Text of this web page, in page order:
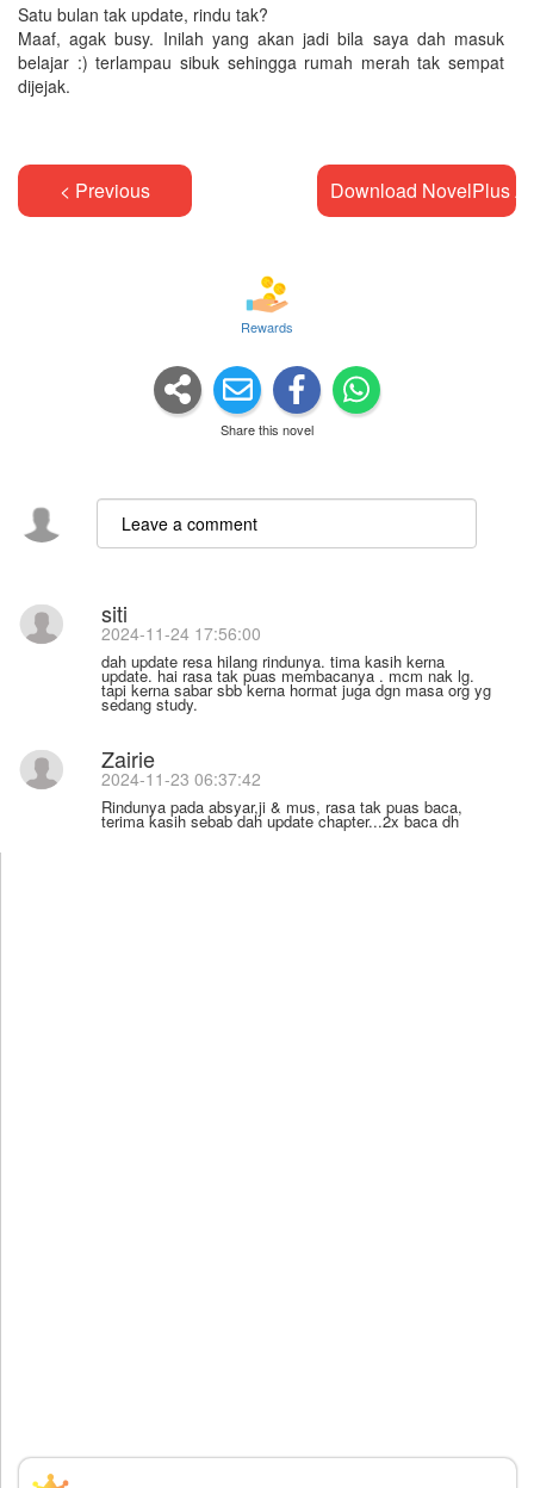
Satu bulan tak update, rindu tak?
Maaf, agak busy. Inilah yang akan jadi bila saya dah masuk
belajar :) terlampau sibuk sehingga rumah merah tak sempat
dijejak.
< Previous Download NovelPlus
Rewards
Share this novel
siti
2024-11-24 17:56:00
dah update resa hilang rindunya. tima kasih kerna
update. hai rasa tak puas membacanya . mcm nak lg.
tapi kerna sabar sbb kerna hormat juga dgn masa org yg
sedang study.
Zairie
2024-11-23 06:37:42
Rindunya pada absyar,ji & mus, rasa tak puas baca,
terima kasih sebab dah update chapter...2x baca dh